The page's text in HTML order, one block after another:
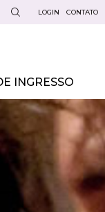
LOGIN CONTATO
INGRESSO